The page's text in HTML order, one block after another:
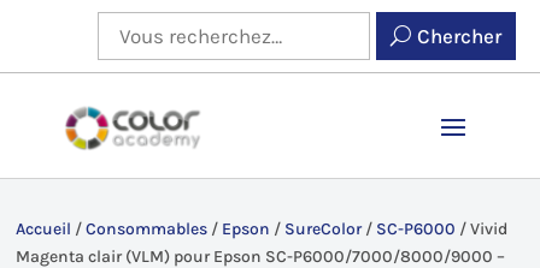
Chercher
Accueil /Consommables / Epson / SureColor/ SC-P6000 /Vivid
Magenta clair (VLM) pour Epson SC-P6000/7000/8000/9000 –